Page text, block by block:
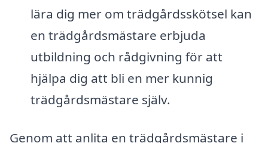
lära dig mer om trädgårdsskötsel kan
en trädgårdsmästare erbjuda
utbildning och rådgivning för att
hjälpa dig att bli en mer kunnig
trädgårdsmästare själv.
Genom att anlita en trädgårdsmästare i